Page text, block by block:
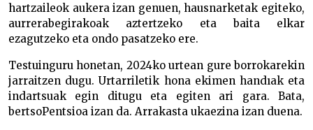
hartzaileok aukera izan genuen, hausnarketak egiteko,
aurrerabegirakoak aztertzeko eta baita elkar
ezagutzeko eta ondo pasatzeko ere.
Testuinguru honetan, 2024ko urtean gure borrokarekin
jarraitzen dugu. Urtarriletik hona ekimen handıak eta
indartsuak egin ditugu eta egiten ari gara. Bata,
bertsoPentsioa izan da. Arrakasta ukaezina izan duena.